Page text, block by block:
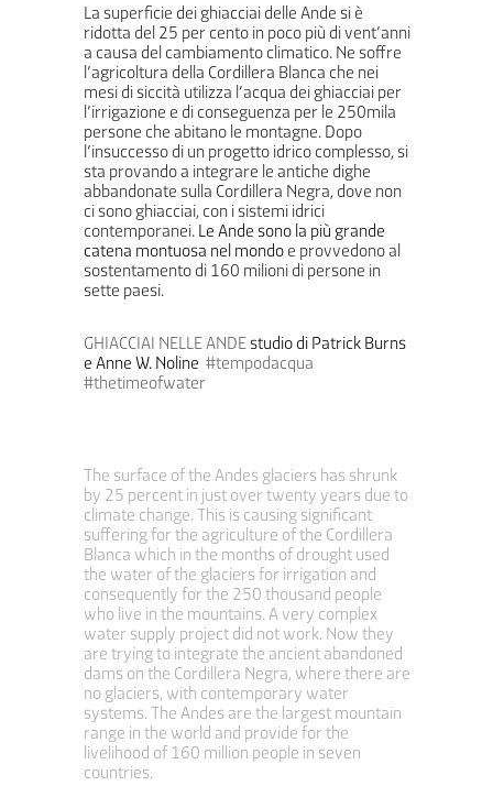
La superficie dei ghiacciai delle Ande si è
ridotta del 25 per cento in poco più di vent’anni
a causa del cambiamento climatico. Ne soffre
l’agricoltura della Cordillera Blanca che nei
mesi di siccità utilizza l’acqua dei ghiacciai per
l’irrigazione e di conseguenza per le 250mila
persone che abitano le montagne. Dopo
l’insuccesso di un progetto idrico complesso, si
sta provando a integrare le antiche dighe
abbandonate sulla Cordillera Negra, dove non
ci sono ghiacciai, con i sistemi idrici
contemporanei.Le Ande sono la più grande
catena montuosa nel mondoe provvedono al
sostentamento di 160 milioni di persone in
sette paesi.
GHIACCIAI NELLE ANDEstudio di Patrick Burns
e Anne W. Noline #tempodacqua
#thetimeofwater
The surface of the Andes glaciers has shrunk
by 25 percent in just over twenty years due to
climate change. This is causing significant
suffering for the agriculture of the Cordillera
Blanca which in the months of drought used
the water of the glaciers for irrigation and
consequently for the 250 thousand people
who live in the mountains. A very complex
water supply project did not work. Now they
are trying to integrate the ancient abandoned
dams on the Cordillera Negra, where there are
no glaciers, with contemporary water
systems. TheAndes are the largest mountain
range in the world and provide for the
livelihood of 160 million people in seven
countries.